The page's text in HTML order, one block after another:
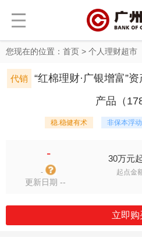
您现在的位置： 首页 > 个人理财超市
代销
“红棉理财·广银增富”
产品（
稳.稳健有术 非保本浮
-
-
30万元
起点金
更新日期 --
立即购